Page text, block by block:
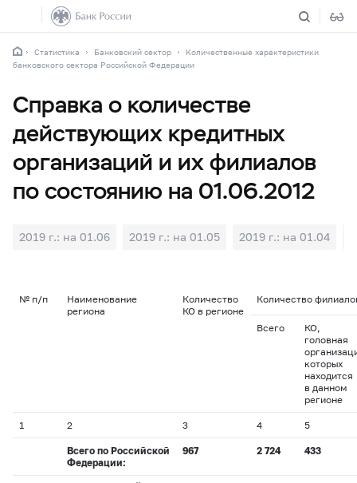
Статистика Банковский сектор
Количественные характеристики
банковского сектора Российской Федерации
Справка о количестве
действующих кредитных
организаций и их филиалов
по состоянию на 01.06.2012
2019 г.: на 01.06 2019 г.: на 01.05 2019 г.: на 01.04
№ п/п
Наименование
региона
Количество
КО в регионе
Количество
Всего
КО,
головная
которых
находится
в данном
регионе
1 2 3 4 5
Всего по Российской
Федерации:
967 2 724 433